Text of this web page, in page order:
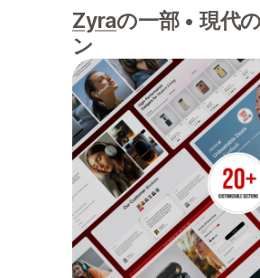
Zyraの一部 • 現代
ン